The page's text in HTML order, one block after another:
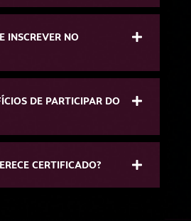
INSCREVER NO
DE PARTICIPAR DO
CERTIFICADO?